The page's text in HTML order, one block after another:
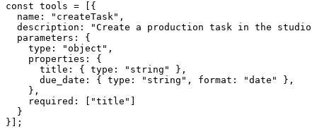
const tools = [{
  name: "createTask",
description: "Create a production task in the studio
  parameters: {
    type: "object",
    properties: {
      title: { type: "string" },
      due_date: { type: "string", format: "date" },
    },
    required: ["title"]
  }
}];